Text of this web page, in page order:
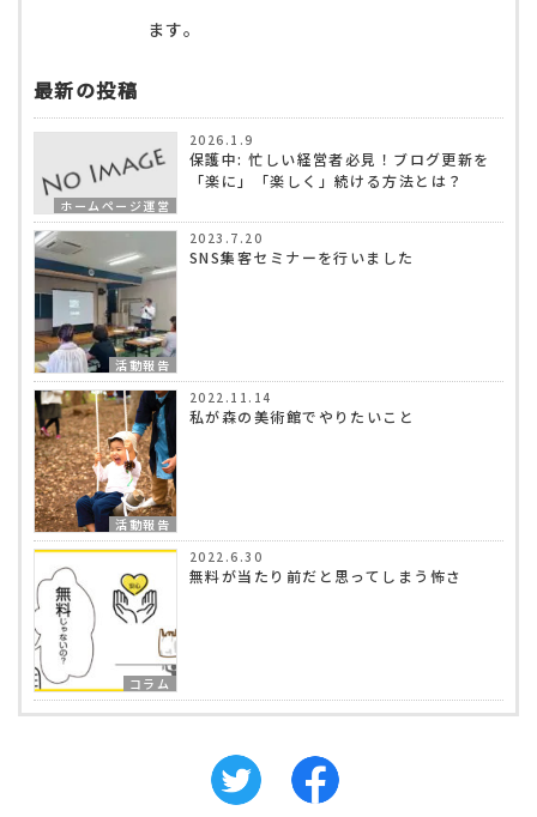
ます。
最新の投稿
ホームページ運営
2026.1.9
保護中: 忙しい経営者必見！ブログ更新を
「楽に」「楽しく」続ける方法とは？
活動報告
2023.7.20
SNS集客セミナーを行いました
活動報告
2022.11.14
私が森の美術館でやりたいこと
コラム
2022.6.30
無料が当たり前だと思ってしまう怖さ